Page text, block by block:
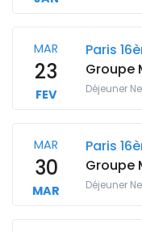
MAR
23
FEV
Paris
Groupe
Déjeuner
MAR
30
MAR
Paris
Groupe
Déjeuner